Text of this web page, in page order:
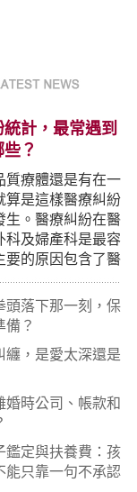
計，最常遇到
？
質療體還是有在一
算是這樣醫療糾紛
生。醫療糾紛在醫
科及婦產科是最容
要的原因包含了醫
醫療處置疏失、手
失當、醫療費用的
，但醫生與病患
訴訟流程，我們如
糾紛時究竟該怎
紛相關的內容其實
…
頭落下那一刻，保
備？
纏，是愛太深還是
婚時公司、帳款和
鑑定與扶養費：孩
能只靠一句不承認